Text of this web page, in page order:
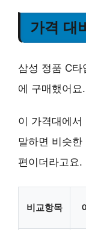
가격 대
삼성 정품 C
에 구매했어요.
이 가격대에
말하면 비슷
편이더라고요.
비교항목